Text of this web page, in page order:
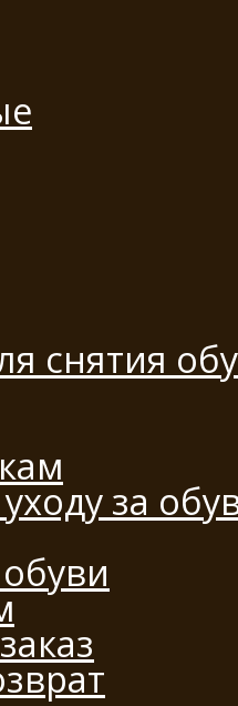
снятия
за